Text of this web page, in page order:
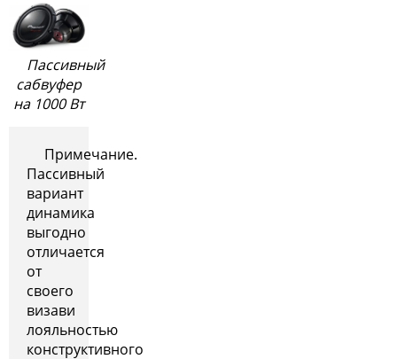
Пассивный
сабвуфер
на 1000 Вт
Примечание.
Пассивный
вариант
динамика
выгодно
отличается
от
своего
визави
лояльностью
конструктивного